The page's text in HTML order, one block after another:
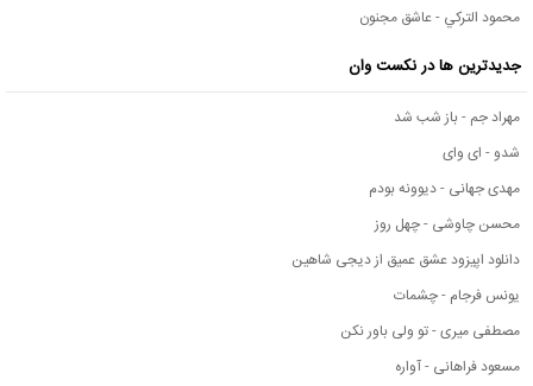
محمود التركي - عاشق مجنون
جدیدترین ها در نکست وان
مهراد جم - باز شب شد
شدو - ای وای
مهدی جهانی - دیوونه بودم
محسن چاوشی - چهل روز
دانلود اپیزود عشق عمیق از دیجی شاهین
یونس فرجام - چشمات
مصطفی میری - تو ولی باور نکن
مسعود فراهانی - آواره